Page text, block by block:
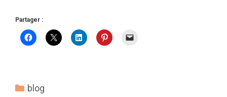
Partager :
Catégories
blog